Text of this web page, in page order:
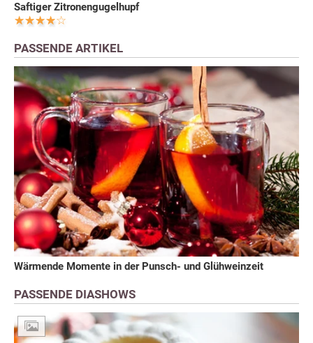
Saftiger Zitronengugelhupf
PASSENDE ARTIKEL
Wärmende Momente in der Punsch- und Glühweinzeit
PASSENDE DIASHOWS